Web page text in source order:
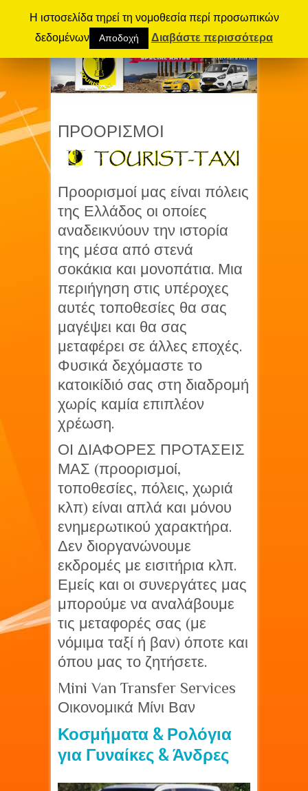
ΠΡΟΟΡΙΣΜΟΙ
Προορισμοί μας είναι πόλεις
της Ελλάδος οι οποίες
αναδεικνύουν την ιστορία
της μέσα από στενά
σοκάκια και μονοπάτια. Μια
περιήγηση στις υπέροχες
αυτές τοποθεσίες θα σας
μαγέψει και θα σας
μεταφέρει σε άλλες εποχές.
Φυσικά δεχόμαστε το
κατοικίδιό σας στη διαδρομή
χωρίς καμία επιπλέον
χρέωση.
ΟΙ ΔΙΑΦΟΡΕΣ ΠΡΟΤΑΣΕΙΣ
ΜΑΣ (προορισμοί,
τοποθεσίες, πόλεις, χωριά
κλπ) είναι απλά και μόνου
ενημερωτικού χαρακτήρα.
Δεν διοργανώνουμε
εκδρομές με εισιτήρια κλπ.
Εμείς και οι συνεργάτες μας
μπορούμε να αναλάβουμε
τις μεταφορές σας (με
νόμιμα ταξί ή βαν) όποτε και
όπου μας το ζητήσετε.
Mini Van Transfer Services
Οικονομικά Μίνι Βαν
Κοσμήματα & Ρολόγια
για Γυναίκες & Άνδρες
Η ιστοσελίδα τηρεί τη νομοθεσία περί προσωπικών
δεδομένων
Αποδοχή Διαβάστε περισσότερα